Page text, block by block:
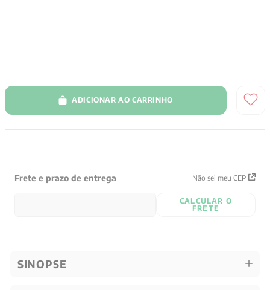
ADICIONAR AO CARRINHO
Frete e prazo de entrega Não sei meu CEP
CALCULAR O
FRETE
SINOPSE